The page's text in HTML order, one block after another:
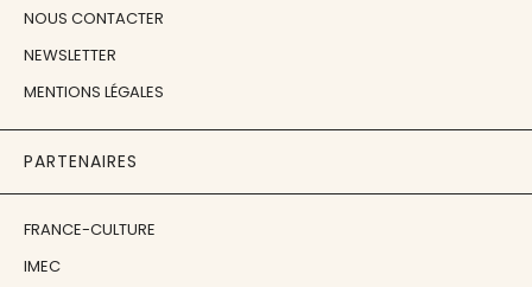
NOUS CONTACTER
NEWSLETTER
MENTIONS LÉGALES
PARTENAIRES
FRANCE-CULTURE
IMEC